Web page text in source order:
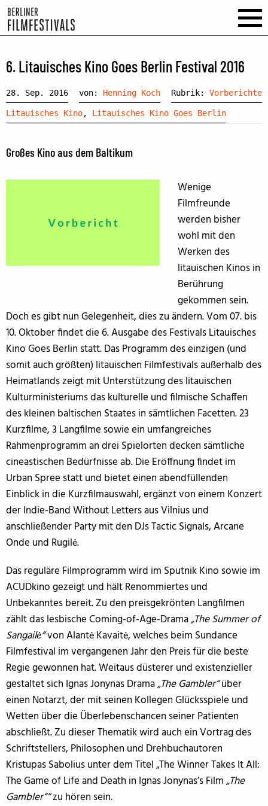
6. Litauisches Kino Goes Berlin Festival 2016
28. Sep. 2016 von: Henning Koch Rubrik: Vorberichte
Litauisches Kino, Litauisches Kino Goes Berlin
Großes Kino aus dem Baltikum
Wenige
Filmfreunde
werden bisher
wohl mit den
Werken des
litauischen Kinos in
Berührung
gekommen sein.
Doch es gibt nun Gelegenheit, dies zu ändern. Vom 07. bis
10. Oktober findet die 6. Ausgabe des Festivals Litauisches
Kino Goes Berlin statt. Das Programm des einzigen (und
somit auch größten) litauischen Filmfestivals außerhalb des
Heimatlands zeigt mit Unterstützung des litauischen
Kulturministeriums das kulturelle und filmische Schaffen
des kleinen baltischen Staates in sämtlichen Facetten. 23
Kurzfilme, 3 Langfilme sowie ein umfangreiches
Rahmenprogramm an drei Spielorten decken sämtliche
cineastischen Bedürfnisse ab. Die Eröffnung findet im
Urban Spree statt und bietet einen abendfüllenden
Einblick in die Kurzfilmauswahl, ergänzt von einem Konzert
der Indie-Band Without Letters aus Vilnius und
anschließender Party mit den DJs Tactic Signals, Arcane
Onde und Rugilė.
Das reguläre Filmprogramm wird im Sputnik Kino sowie im
ACUDkino gezeigt und hält Renommiertes und
Unbekanntes bereit. Zu den preisgekrönten Langfilmen
zählt das lesbische Coming-of-Age-Drama„The Summer of
Sangailė“von Alantė Kavaitė, welches beim Sundance
Filmfestival im vergangenen Jahr den Preis für die beste
Regie gewonnen hat. Weitaus düsterer und existenzieller
gestaltet sich Ignas Jonynas Drama„The Gambler“über
einen Notarzt, der mit seinen Kollegen Glücksspiele und
Wetten über die Überlebenschancen seiner Patienten
abschließt. Zu dieser Thematik wird auch ein Vortrag des
Schriftstellers, Philosophen und Drehbuchautoren
Kristupas Sabolius unter dem Titel „The Winner Takes It All:
The Game of Life and Death in Ignas Jonynas’s Film„The
Gambler““zu hören sein.